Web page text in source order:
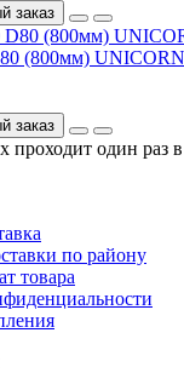
заказ
(800мм)
заказ
один раз в
по району
товара